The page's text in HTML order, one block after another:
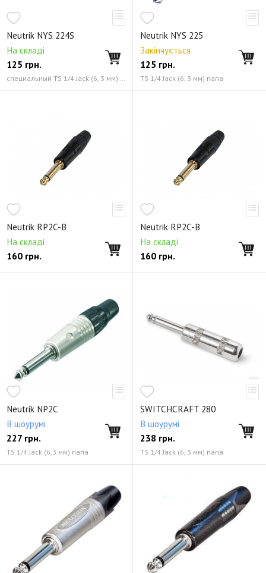
Neutrik NYS 224S
На складі
125 грн.
специальный TS 1/4 Jack (6, 3 мм) папа
Neutrik NYS 225
Закінчується
125 грн.
TS 1/4 Jack (6, 3 мм) папа
Neutrik RP2C-B
На складі
160 грн.
Neutrik RP2C-B
На складі
160 грн.
Neutrik NP2C
В шоурумі
227 грн.
TS 1/4 Jack (6,3 мм) папа
SWITCHCRAFT 280
В шоурумі
238 грн.
TS 1/4 Jack (6, 3 мм) папа